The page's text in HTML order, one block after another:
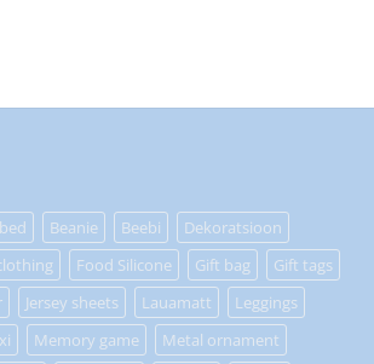
Beanie Beebi
Dekoratsioon
Food Silicone Gift bag
Gift tags
Jersey sheets Lauamatt
Leggings
Memory game
Metal ornament